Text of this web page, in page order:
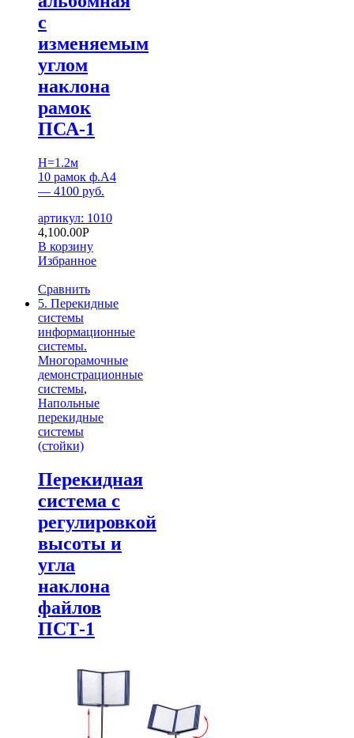
с
изменяемым
углом
наклона
рамок
ПСА-1
H=1.2м
10 рамок ф.А4
— 4100 руб.
артикул: 1010
4,100.00Р
В корзину
Избранное
Сравнить
5. Перекидные
системы
информационные
системы.
Многорамочные
демонстрационные
системы,
Напольные
перекидные
системы
(стойки)
Перекидная
система с
регулировкой
высоты и
угла
наклона
файлов
ПСТ-1